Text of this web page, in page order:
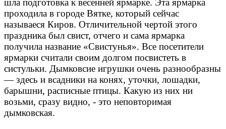
шла подготовка к весенней ярмарке. Эта ярмарка
проходила в городе Вятке, который сейчас
называеся Киров. Отличительной чертой этого
праздника был свист, отчего и сама ярмарка
получила название «Свистунья». Все посетители
ярмарки считали своим долгом посвистеть в
систульки. Дымковсие игрушки очень разнообразны
— здесь и всадники на конях, уточки, лошадки,
барышни, расписные птицы. Какую из них ни
возьми, сразу видно, - это неповторимая
дымковская.